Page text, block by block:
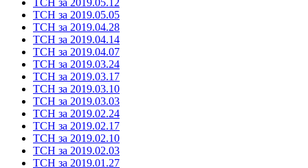
ТСН за 2019.05.05
ТСН за 2019.04.28
ТСН за 2019.04.14
ТСН за 2019.04.07
ТСН за 2019.03.24
ТСН за 2019.03.17
ТСН за 2019.03.10
ТСН за 2019.03.03
ТСН за 2019.02.24
ТСН за 2019.02.17
ТСН за 2019.02.10
ТСН за 2019.02.03
ТСН за 2019.01.27